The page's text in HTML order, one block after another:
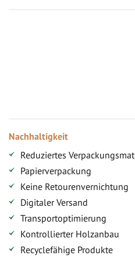
Nachhaltigkeit
Reduziertes
Papierverpackung
Keine Retourenvernichtung
Digitaler Versand
Transportoptimierung
Kontrollierter Holzanbau
Recyclefähige Produkte